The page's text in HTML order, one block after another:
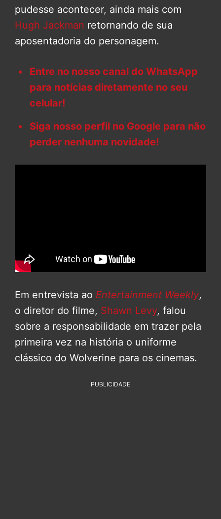
pudesse acontecer, ainda mais com
Hugh Jackman retornando de sua
aposentadoria do personagem.
Entre no nosso canal do WhatsApp
para notícias diretamente no seu
celular!
Siga nosso perfil no Google para não
perder nenhuma novidade!
Em entrevista ao Entertainment Weekly,
o diretor do filme, Shawn Levy, falou
sobre a responsabilidade em trazer pela
primeira vez na história o uniforme
clássico do Wolverine para os cinemas.
PUBLICIDADE